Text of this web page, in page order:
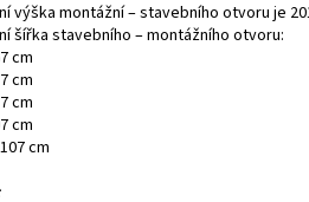
výška montážní – stavebního otvoru je
šířka stavebního – montážního otvoru:
cm
cm
cm
cm
cm